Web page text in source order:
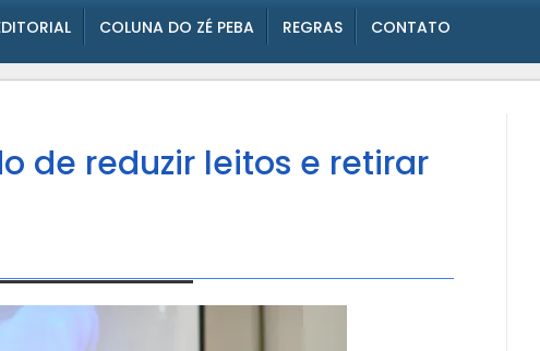
COLUNA DO ZÉ PEBA REGRAS CONTATO
de reduzir leitos e retirar